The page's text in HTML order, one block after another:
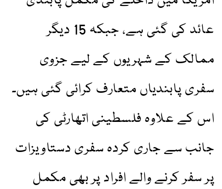
عائد کی گئی ہے، جبکہ 15 دیگر
ممالک کے شہریوں کے لیے جزوی
سفری پابندیاں متعارف کرائی گئی ہیں۔
اس کے علاوہ فلسطینی اتھارٹی کی
جانب سے جاری کردہ سفری دستاویزات
پر سفر کرنے والے افراد پر بھی مکمل